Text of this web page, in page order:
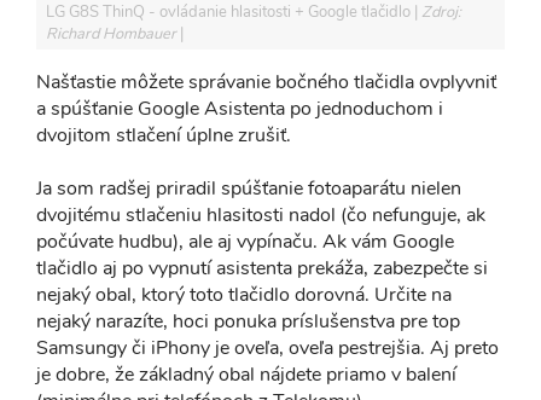
LG G8S ThinQ - ovládanie hlasitosti + Google tlačidlo Zdroj:
Richard Hombauer
Našťastie môžete správanie bočného tlačidla ovplyvniť
a spúšťanie Google Asistenta po jednoduchom i
dvojitom stlačení úplne zrušiť.
Ja som radšej priradil spúšťanie fotoaparátu nielen
dvojitému stlačeniu hlasitosti nadol (čo nefunguje, ak
počúvate hudbu), ale aj vypínaču. Ak vám Google
tlačidlo aj po vypnutí asistenta prekáža, zabezpečte si
nejaký obal, ktorý toto tlačidlo dorovná. Určite na
nejaký narazíte, hoci ponuka príslušenstva pre top
Samsungy či iPhony je oveľa, oveľa pestrejšia. Aj preto
je dobre, že základný obal nájdete priamo v balení